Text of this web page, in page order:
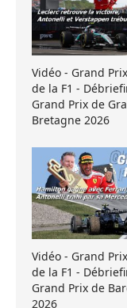
Vidéo - Grand
de la F1 -
Grand Prix de
Bretagne 2026
Vidéo - Grand
de la F1 -
Grand Prix de
2026